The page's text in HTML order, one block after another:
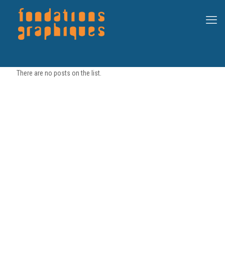
There are no posts on the list.